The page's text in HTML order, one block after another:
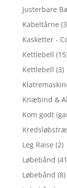
Justerbare
Kabeltårne
Kasketter -
Kettlebell
Kettlebell (3)
Knæbind &
Kom godt
Leg Raise (2)
Løbebånd
Løbebånd (8)